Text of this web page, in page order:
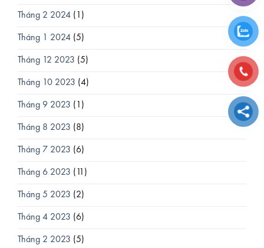
Tháng 2 2024 (1)
Tháng 1 2024 (5)
Tháng 12 2023 (5)
Tháng 10 2023 (4)
Tháng 9 2023 (1)
Tháng 8 2023 (8)
Tháng 7 2023 (6)
Tháng 6 2023 (11)
Tháng 5 2023 (2)
Tháng 4 2023 (6)
Tháng 2 2023 (5)